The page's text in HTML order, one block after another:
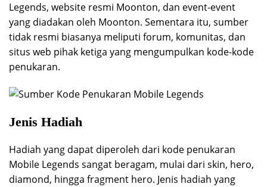
Legends, website resmi Moonton, dan event-event
yang diadakan oleh Moonton. Sementara itu, sumber
tidak resmi biasanya meliputi forum, komunitas, dan
situs web pihak ketiga yang mengumpulkan kode-kode
penukaran.
Jenis Hadiah
Hadiah yang dapat diperoleh dari kode penukaran
Mobile Legends sangat beragam, mulai dari skin, hero,
diamond, hingga fragment hero. Jenis hadiah yang